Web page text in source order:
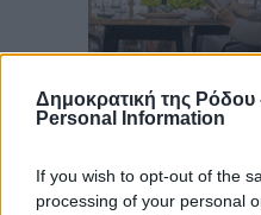
Δημοκρατική της Ρόδου
Personal Information
If you wish to opt-out of the
processing of your personal